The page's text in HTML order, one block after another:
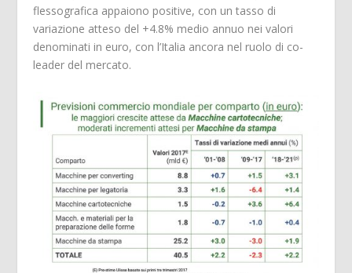
flessografica appaiono positive, con un tasso di
variazione atteso del +4.8% medio annuo nei valori
denominati in euro, con l’Italia ancora nel ruolo di co-
leader del mercato.